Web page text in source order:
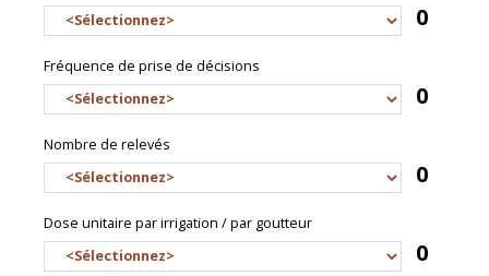
0
Fréquence de prise de décisions
0
Nombre de relevés
0
Dose unitaire par irrigation / par goutteur
0